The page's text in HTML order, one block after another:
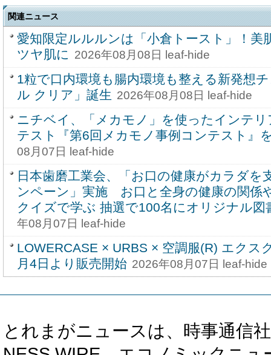
関連ニュース
愛知限定ルルルンは「小倉トースト」！美
ツヤ肌に 2026年08月08日 leaf-hide
1粒で口内環境も腸内環境も整える新発想
ル クリア」誕生 2026年08月08日 leaf-hide
ニチベイ、「メカモノ」を使ったインテ
テスト『第6回メカモノ事例コンテスト』
08月07日 leaf-hide
日本歯磨工業会、「お口の健康がカラダを
ンペーン」実施 お口と全身の健康の関係
クイズで学ぶ 抽選で100名にオリジナル図
年08月07日 leaf-hide
LOWERCASE × URBS × 空調服(R) エク
月4日より販売開始 2026年08月07日 leaf-hide
とれまがニュースは、時事通信